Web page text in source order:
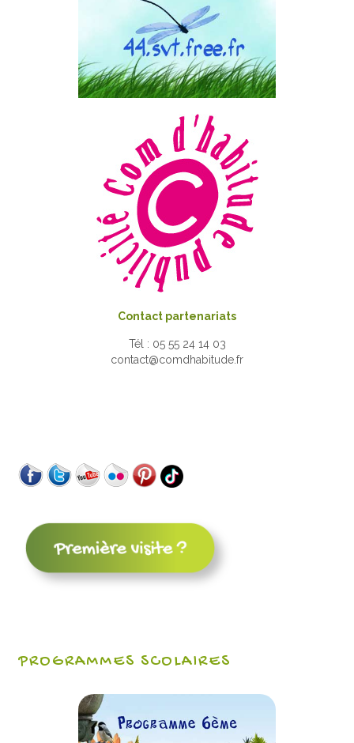
Contact partenariats
Tél : 05 55 24 14 03
contact@comdhabitude.fr
PROGRAMMES SCOLAIRES